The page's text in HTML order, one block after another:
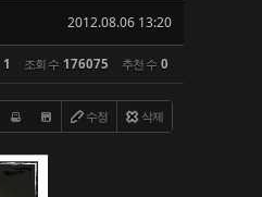
2012.08.06 13:20
1 조회 수 176075 추천 수 0
수정 삭제